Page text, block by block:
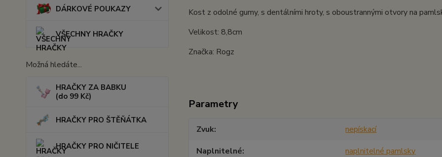
DÁRKOVÉ POUKAZY
VŠECHNY HRAČKY
Možná hledáte...
HRAČKY ZA BABKU
(do 99 Kč)
HRAČKY PRO ŠTĚŇÁTKA
HRAČKY PRO NIČITELE
Kost z odolné gumy, s dentálními hroty, s oboustrannými otvory na
Velikost: 8,8cm
Značka: Rogz
Parametry
Zvuk
nepískací
Naplnitelné
naplnitelné pamlsky